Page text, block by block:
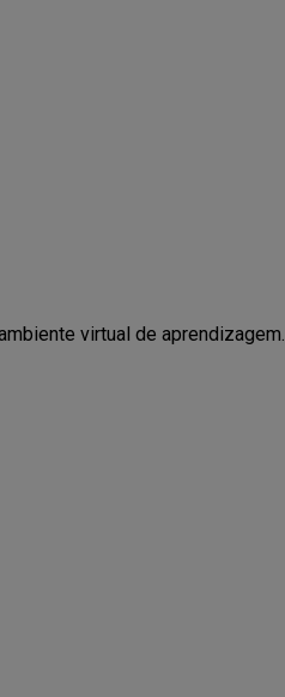
virtual de aprendizagem.